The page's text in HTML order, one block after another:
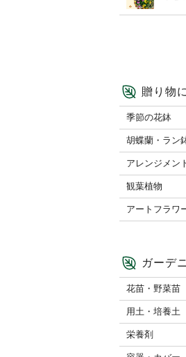
贈り物
季節の花鉢
胡蝶蘭・ラン
アレンジメン
観葉植物
アートフラワ
ガーデ
花苗・野菜苗
用土・培養土
栄養剤